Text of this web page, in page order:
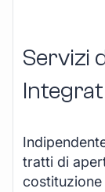
Servizi
tratti di
costituzione